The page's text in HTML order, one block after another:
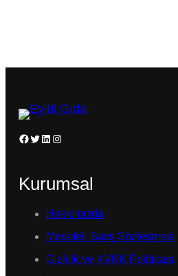
Facebook Twitter LinkedIn Instagram
Kurumsal
Hakkımızda
Mesafeli Satış Sözleşmesi
Gizlilik ve KVKK Politikası